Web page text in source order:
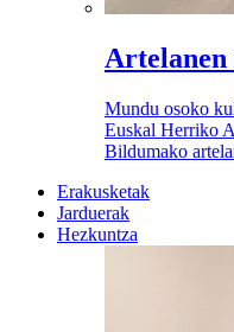
Artelanen
Mundu osoko
Euskal Herriko
Bildumako
Erakusketak
Jarduerak
Hezkuntza